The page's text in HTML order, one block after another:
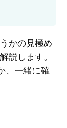
かの見極め
説します。
、一緒に確